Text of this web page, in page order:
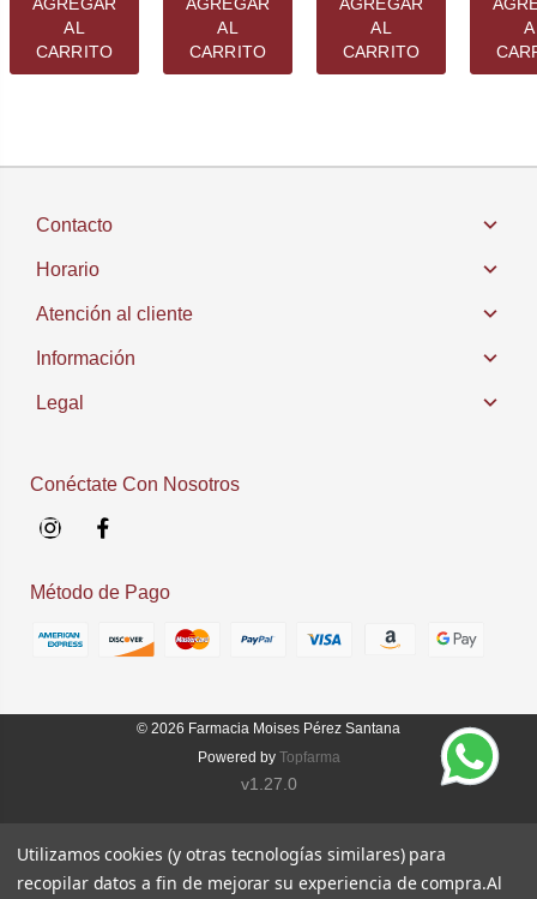
AGREGAR
AL
CARRITO
AGREGAR
AL
CARRITO
AGREGAR
AL
CARRITO
Contacto
Horario
Atención al cliente
Información
Legal
Conéctate Con Nosotros
InstagramFacebook
Método de Pago
© 2026 Farmacia Moises Pérez Santana
Powered by Topfarma
v1.27.0
Utilizamos cookies (y otras tecnologías similares) para
recopilar datos a fin de mejorar su experiencia de compra.Al